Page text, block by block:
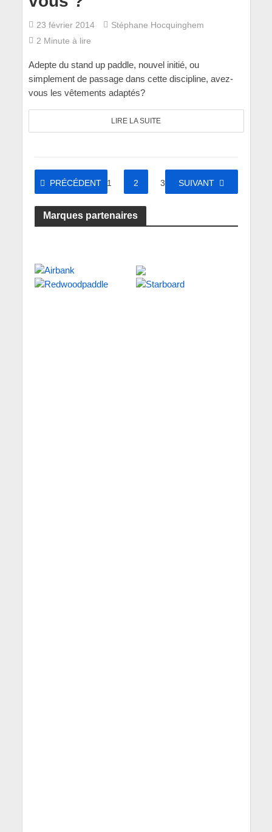
23 février 2014
Stéphane Hocquinghem
2 Minute à lire
Adepte du stand up paddle, nouvel initié, ou
simplement de passage dans cette discipline, avez-
vous les vêtements adaptés?
LIRE LA SUITE
PRÉCÉDENT 1 2 3 SUIVANT
Marques partenaires